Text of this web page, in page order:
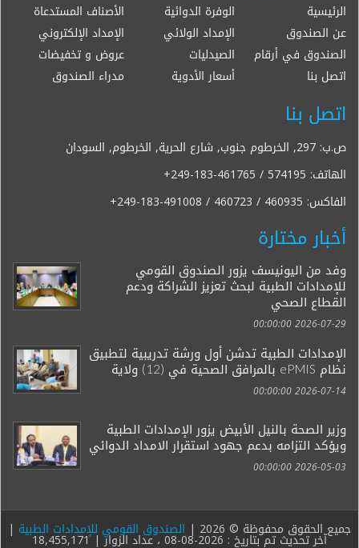
الرئيسية الوفرة الدوائية
الأصناف المستدعاة
عن الصندوق
الإمداد الولائي
الإمداد الإلكتروني
الصندوق في أرقام
الصيدليات
عروض و تخفيضات
اتصل بنا
أسعار الأدوية مدراء الصندوق
اتصل بنا
ص.ب: 297, الخرطوم جنوب, شارع الحرية, الخرطوم, السودان
الهاتف: +249-183-461765 / 574195
الفاكس: +249-183-491008 / 460723 / 460935
أخبار مختارة
وفد من اليونيسف يزور الصندوق القومي
للإمدادات الطبية لبحث تعزيز الشراكة ودعم
القطاع الصحي
2026-07-29 00:00:00
الإمدادات الطبية تدشن أول ورشة تدريبية لتطبيق
نظام ePMIS بالمرافق الصحية في (12) ولاية
2026-07-14 00:00:00
وزير الصحة بالنيل الأبيض يزور الإمدادات الطبية
ويؤكد التزامه بدعم جهود استقرار الامداد الدوائي
2026-05-03 00:00:00
جميع الحقوق محفوظة © 2026 | الصندوق القومي للإمدادات الطبية |
آخر تحديث تم بتاريخ : 2026-08-08 ، عداد الزوار | 18,455,171